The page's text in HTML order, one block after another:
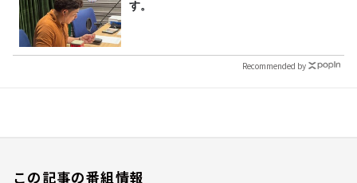
す。
Recommended by
この記事の番組情報